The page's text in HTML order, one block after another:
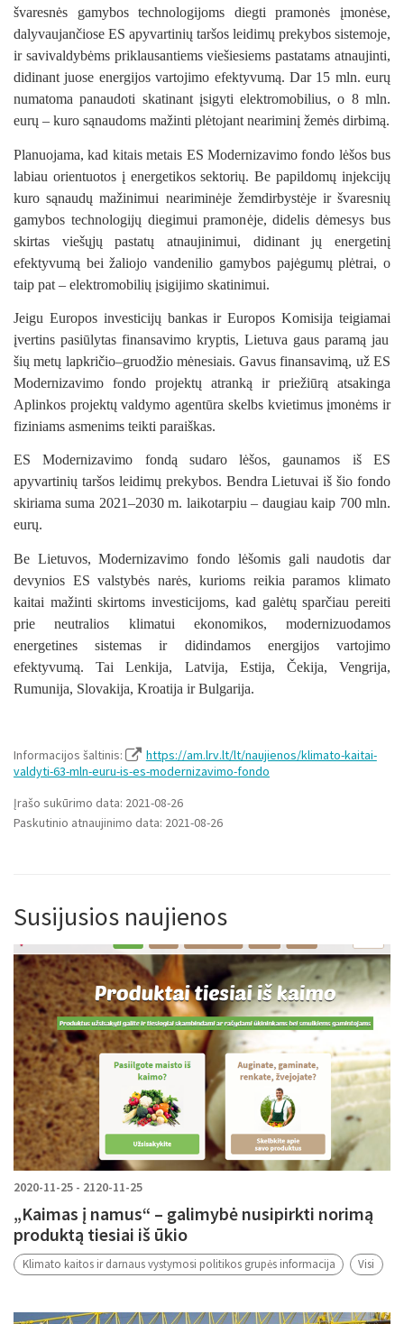
švaresnės gamybos technologijoms diegti pramonės įmonėse,
dalyvaujančiose ES apyvartinių taršos leidimų prekybos sistemoje,
ir savivaldybėms priklausantiems viešiesiems pastatams atnaujinti,
didinant juose energijos vartojimo efektyvumą. Dar 15 mln. eurų
numatoma panaudoti skatinant įsigyti elektromobilius, o 8mln.
eurų – kuro sąnaudoms mažinti plėtojant neariminį žemės dirbimą.
Planuojama, kad kitais metais ES Modernizavimo fondo lėšos bus
labiau orientuotos į energetikos sektorių. Be papildomų injekcijų
kuro sąnaudų mažinimui neariminėje žemdirbystėje ir švaresnių
gamybos technologijų diegimui pramonėje, didelis dėmesys bus
skirtas viešųjų pastatų atnaujinimui, didinant jų energetinį
efektyvumą bei žaliojo vandenilio gamybos pajėgumų plėtrai, o
taip pat – elektromobilių įsigijimo skatinimui.
Jeigu Europos investicijų bankas irEuropos Komisija teigiamai
įvertins pasiūlytas finansavimo kryptis, Lietuva gaus paramą jau
šių metų lapkričio–gruodžio mėnesiais. Gavus finansavimą, už ES
Modernizavimo fondo projektų atranką ir priežiūrą atsakinga
Aplinkos projektų valdymo agentūra skelbs kvietimus įmonėms ir
fiziniams asmenims teikti paraiškas.
ES Modernizavimo fondą sudaro lėšos, gaunamos iš ES
apyvartinių taršos leidimų prekybos. Bendra Lietuvai iš šio fondo
skiriama suma 2021–2030 m. laikotarpiu – daugiau kaip 700 mln.
eurų.
Be Lietuvos, Modernizavimo fondo lėšomis gali naudotis dar
devynios ES valstybės narės, kurioms reikia paramos klimato
kaitai mažinti skirtoms investicijoms, kad galėtų sparčiau pereiti
prie neutralios klimatui ekonomikos, modernizuodamos
energetines sistemas ir didindamos energijos vartojimo
efektyvumą. Tai Lenkija, Latvija, Estija, Čekija, Vengrija,
Rumunija, Slovakija, Kroatija ir Bulgarija.
Informacijos šaltinis:
https://am.lrv.lt/lt/naujienos/klimato-kaitai-
valdyti-63-mln-euru-is-es-modernizavimo-fondo
Įrašo sukūrimo data: 2021-08-26
Paskutinio atnaujinimo data: 2021-08-26
Susijusios naujienos
2020-11-25 - 2120-11-25
„Kaimas į namus“ – galimybė nusipirkti norimą
produktą tiesiai iš ūkio
Klimato kaitos ir darnaus vystymosi politikos grupės informacija Visi